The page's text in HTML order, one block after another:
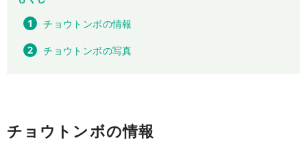
チョウトンボの情報
チョウトンボの写真
チョウトンボの情報